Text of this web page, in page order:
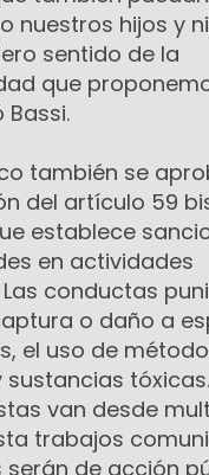
nuestros hijos y
sentido de la
que
Bassi.
también se
del artículo 59
establece
en actividades
conductas
o daño a
el uso de
van desde
trabajos
de acción